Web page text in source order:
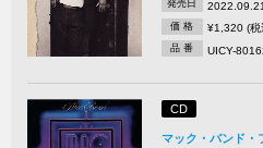
発売日 2022.09.21
価 格 ¥1,320 (税
品 番 UICY-
CD
マック・バンド・